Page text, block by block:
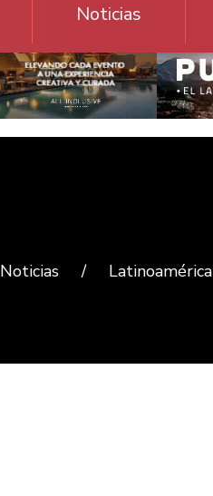
Noticias
Noticias / Latinoamérica